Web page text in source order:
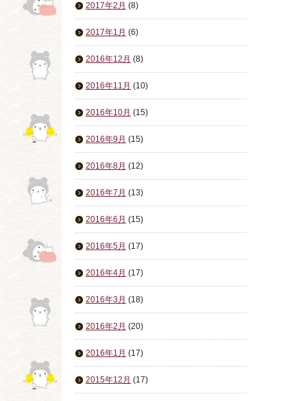
2017年2月 (8)
2017年1月 (6)
2016年12月 (8)
2016年11月 (10)
2016年10月 (15)
2016年9月 (15)
2016年8月 (12)
2016年7月 (13)
2016年6月 (15)
2016年5月 (17)
2016年4月 (17)
2016年3月 (18)
2016年2月 (20)
2016年1月 (17)
2015年12月 (17)